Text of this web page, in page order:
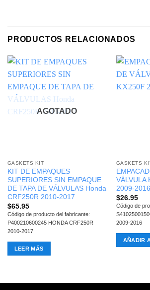
PRODUCTOS RELACIONADOS
AGOTADO
GASKETS KIT
KIT DE EMPAQUES
SUPERIORES SIN EMPAQUE
DE TAPA DE VÁLVULAS Honda
CRF250R 2010-2017
$65.95
Código de producto del fabricante:
P400210600245 HONDA CRF250R
2010-2017
LEER MÁS
GASKETS
VÁLVULA
2009-2016
$26.95
Código de
2009-2016
AÑADIR